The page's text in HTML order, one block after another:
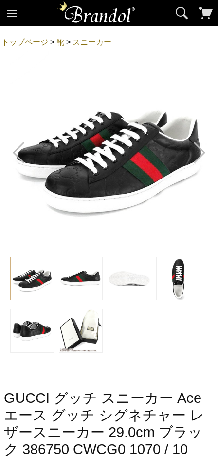
トップページ >靴 > スニーカー
GUCCI グッチ スニーカー Ace
エース グッチ シグネチャー レ
ザースニーカー 29.0cm ブラッ
ク 386750 CWCG0 1070 / 10